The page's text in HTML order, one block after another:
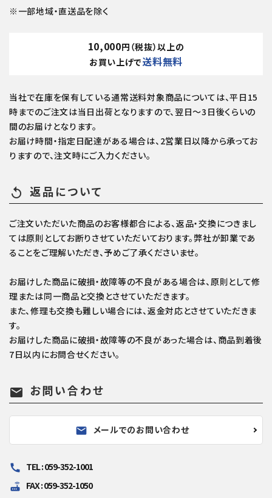
※一部地域・直送品を除く
10,000円（税抜）以上の
お買い上げで送料無料
当社で在庫を保有している通常送料対象商品については、平日15
時までのご注文は当日出荷となりますので、翌日～3日後くらいの
間のお届けとなります。
お届け時間・指定日配達がある場合は、2営業日以降から承ってお
りますので、注文時にご入力ください。
replay 返品について
ご注文いただいた商品のお客様都合による、返品・交換につきまし
ては原則としてお断りさせていただいております。弊社が卸業であ
ることをご理解いただき、予めご了承くださいませ。
お届けした商品に破損・故障等の不良がある場合は、原則として修
理または同一商品と交換とさせていただきます。
また、修理も交換も難しい場合には、返金対応とさせていただきま
す。
お届けした商品に破損・故障等の不良があった場合は、商品到着後
7日以内にお問合せください。
mail お問い合わせ
mail メールでのお問い合わせ
call TEL : 059-352-1001
router FAX : 059-352-1050